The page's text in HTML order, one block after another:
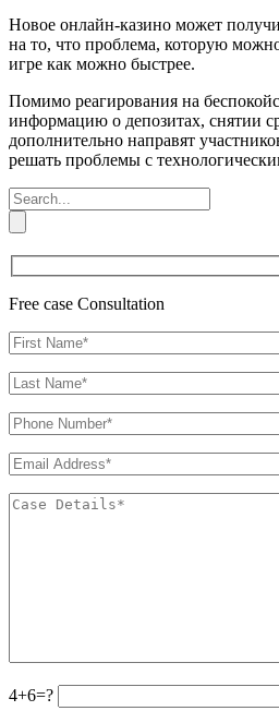
Новое онлайн-казино может
на то, что проблема, которую
игре как можно быстрее.
Помимо реагирования на
информацию о депозитах, снятии
дополнительно направят
решать проблемы с
Free case Consultation
4+6=?